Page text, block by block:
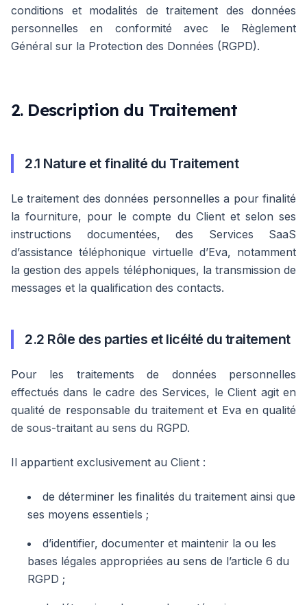
conditions et modalités de traitement des données
personnelles en conformité avec le Règlement
Général sur la Protection des Données (RGPD).
2. Description du Traitement
2.1 Nature et finalité du Traitement
Le traitement des données personnelles a pour finalité
la fourniture, pour le compte du Client et selon ses
instructions documentées, des Services SaaS
d’assistance téléphonique virtuelle d’Eva, notamment
la gestion des appels téléphoniques, la transmission de
messages et la qualification des contacts.
2.2 Rôle des parties et licéité du traitement
Pour les traitements de données personnelles
effectués dans le cadre des Services, le Client agit en
qualité de responsable du traitement et Eva en qualité
de sous-traitant au sens du RGPD.
Il appartient exclusivement au Client :
de déterminer les finalités du traitement ainsi que
ses moyens essentiels ;
d’identifier, documenter et maintenir la ou les
bases légales appropriées au sens de l’article 6 du
RGPD ;